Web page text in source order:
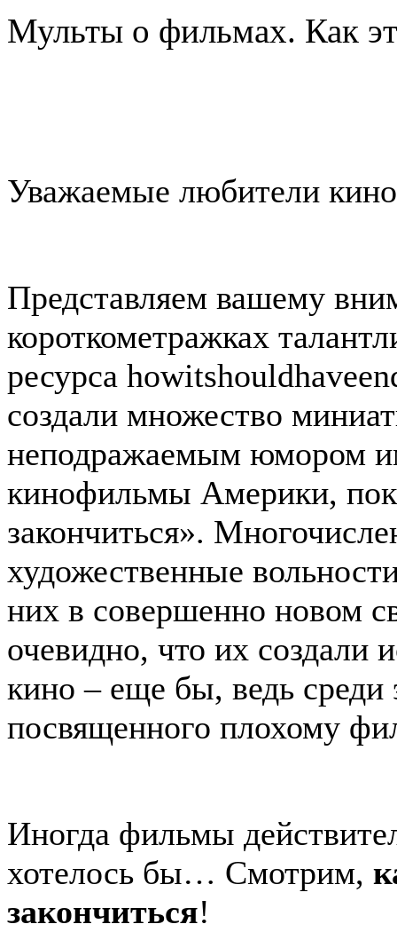
Мульты о фильмах. Как
Уважаемые любители
Представляем вашему
короткометражках
ресурса
создали множество
неподражаемым юмором
кинофильмы Америки,
закончиться».
художественные
них в совершенно новом
очевидно, что их создали
кино – еще бы, ведь среди
посвященного плохому
Иногда фильмы
хотелось бы… Смотрим,
закончиться!